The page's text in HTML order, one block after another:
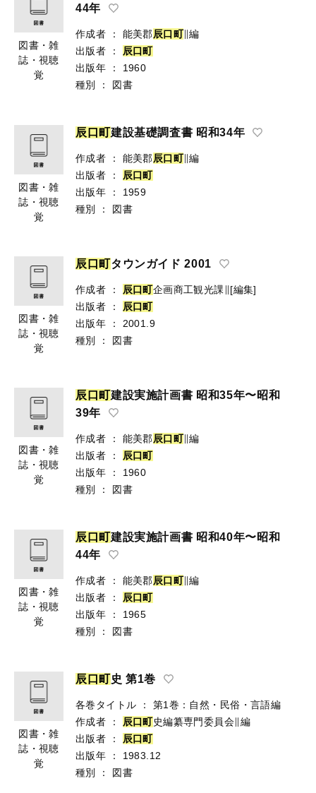
図書・雑
誌・視聴
覚
44年
作成者 ： 能美郡辰口町∥編
出版者
： 辰口町
出版年
：
1960
種別
： 図書
図書・雑
誌・視聴
覚
辰 口 町建設基礎調査書 昭和34年
作成者 ： 能美郡辰口町∥編
出版者
： 辰口町
出版年
：
1959
種別
： 図書
図書・雑
誌・視聴
覚
辰 口 町タウンガイド 2001
作成者 ： 辰口町企画商工観光課∥[編集]
出版者
： 辰口町
出版年
：
2001.9
種別
： 図書
図書・雑
誌・視聴
覚
辰 口 町建設実施計画書 昭和35年〜昭和
39年
作成者 ： 能美郡辰口町∥編
出版者
： 辰口町
出版年
：
1960
種別
： 図書
図書・雑
誌・視聴
覚
辰 口 町建設実施計画書 昭和40年〜昭和
44年
作成者 ： 能美郡辰口町∥編
出版者
： 辰口町
出版年
：
1965
種別
： 図書
図書・雑
誌・視聴
覚
辰 口 町史 第1巻
各巻タイトル ：
第1巻：自然・民俗・言語編
作成者
： 辰口町史編纂専門委員会∥編
出版者
： 辰口町
出版年
：
1983.12
種別
： 図書